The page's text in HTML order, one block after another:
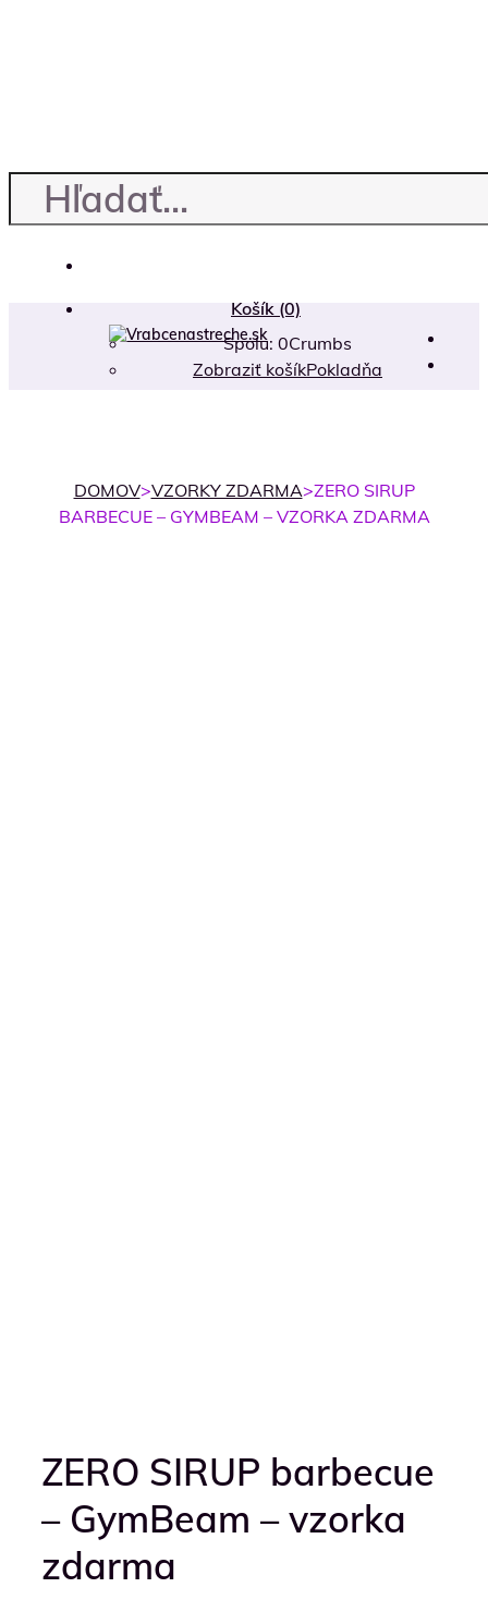
Košík (0)
Spolu: 0Crumbs
Zobraziť košíkPokladňa
DOMOV>VZORKY ZDARMA>ZERO SIRUP
BARBECUE – GYMBEAM – VZORKA ZDARMA
ZERO SIRUP barbecue
– GymBeam – vzorka
zdarma